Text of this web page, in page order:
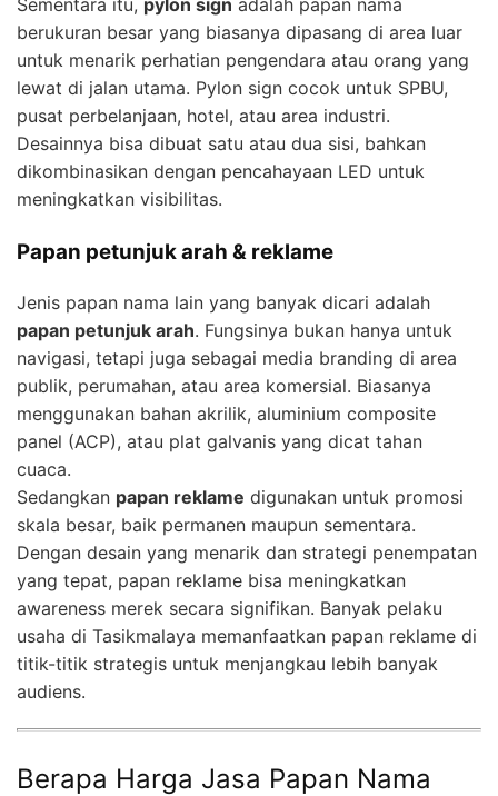
berukuran besar yang biasanya dipasang di area luar
untuk menarik perhatian pengendara atau orang yang
lewat di jalan utama. Pylon sign cocok untuk SPBU,
pusat perbelanjaan, hotel, atau area industri.
Desainnya bisa dibuat satu atau dua sisi, bahkan
dikombinasikan dengan pencahayaan LED untuk
meningkatkan visibilitas.
Papan petunjuk arah & reklame
Jenis papan nama lain yang banyak dicari adalah
papan petunjuk arah. Fungsinya bukan hanya untuk
navigasi, tetapi juga sebagai media branding di area
publik, perumahan, atau area komersial. Biasanya
menggunakan bahan akrilik, aluminium composite
panel (ACP), atau plat galvanis yang dicat tahan
cuaca.
Sedangkan papan reklame digunakan untuk promosi
skala besar, baik permanen maupun sementara.
Dengan desain yang menarik dan strategi penempatan
yang tepat, papan reklame bisa meningkatkan
awareness merek secara signifikan. Banyak pelaku
usaha di Tasikmalaya memanfaatkan papan reklame di
titik-titik strategis untuk menjangkau lebih banyak
audiens.
Berapa Harga Jasa Papan Nama